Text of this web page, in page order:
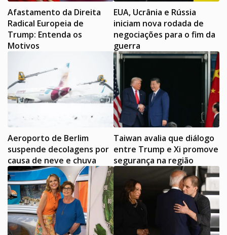
Afastamento da Direita
Radical Europeia de
Trump: Entenda os
Motivos
EUA, Ucrânia e Rússia
iniciam nova rodada de
negociações para o fim da
guerra
Aeroporto de Berlim
suspende decolagens por
causa de neve e chuva
Taiwan avalia que diálogo
entre Trump e Xi promove
segurança na região